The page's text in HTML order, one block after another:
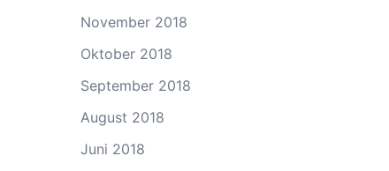
November 2018
Oktober 2018
September 2018
August 2018
Juni 2018